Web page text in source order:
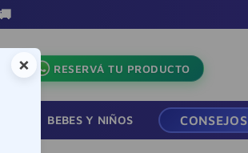
RESERVÁ TU PRODUCTO
BEBES Y NIÑOS CONSEJOS
×